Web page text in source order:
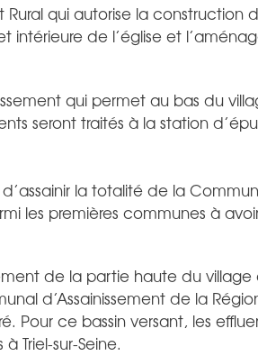
qui autorise la construction
intérieure de l’église et
qui permet au bas du
seront traités à la station
la totalité de la
les premières communes à
de la partie haute du
d’Assainissement de la
Pour ce bassin versant, les
Triel-sur-Seine.